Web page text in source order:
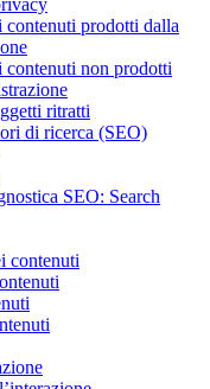
prodotti dalla
non prodotti
ritratti
di ricerca (SEO)
SEO: Search
contenuti